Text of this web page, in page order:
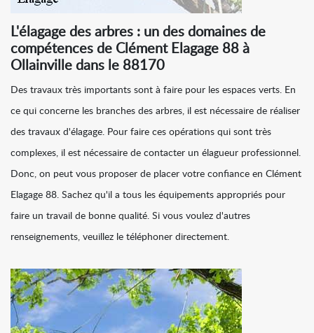
L'élagage des arbres : un des domaines de
compétences de Clément Elagage 88 à
Ollainville dans le 88170
Des travaux très importants sont à faire pour les espaces verts. En
ce qui concerne les branches des arbres, il est nécessaire de réaliser
des travaux d'élagage. Pour faire ces opérations qui sont très
complexes, il est nécessaire de contacter un élagueur professionnel.
Donc, on peut vous proposer de placer votre confiance en Clément
Elagage 88. Sachez qu'il a tous les équipements appropriés pour
faire un travail de bonne qualité. Si vous voulez d'autres
renseignements, veuillez le téléphoner directement.